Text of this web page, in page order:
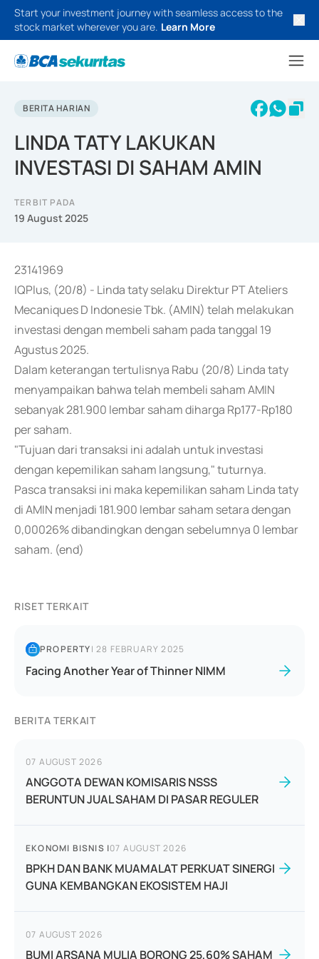
Start your investment journey with seamless access to the
stock market wherever you are. Learn More
BERITA HARIAN
LINDA TATY LAKUKAN
INVESTASI DI SAHAM AMIN
TERBIT PADA
19 August 2025
23141969
IQPlus, (20/8) - Linda taty selaku Direktur PT Ateliers
Mecaniques D Indonesie Tbk. (AMIN) telah melakukan
investasi dengan membeli saham pada tanggal 19
Agustus 2025.
Dalam keterangan tertulisnya Rabu (20/8) Linda taty
menyampaikan bahwa telah membeli saham AMIN
sebanyak 281.900 lembar saham diharga Rp177-Rp180
per saham.
"Tujuan dari transaksi ini adalah untuk investasi
dengan kepemilikan saham langsung," tuturnya.
Pasca transaksi ini maka kepemilikan saham Linda taty
di AMIN menjadi 181.900 lembar saham setara dengan
0,00026% dibandingkan dengan sebelumnya 0 lembar
saham. (end)
RISET TERKAIT
PROPERTY|28 FEBRUARY 2025
Facing Another Year of Thinner NIMM
BERITA TERKAIT
07 AUGUST 2026
ANGGOTA DEWAN KOMISARIS NSSS
BERUNTUN JUAL SAHAM DI PASAR REGULER
EKONOMI BISNIS |07 AUGUST 2026
BPKH DAN BANK MUAMALAT PERKUAT SINERGI
GUNA KEMBANGKAN EKOSISTEM HAJI
07 AUGUST 2026
BUMI ARSANA MULIA BORONG 25,60% SAHAM